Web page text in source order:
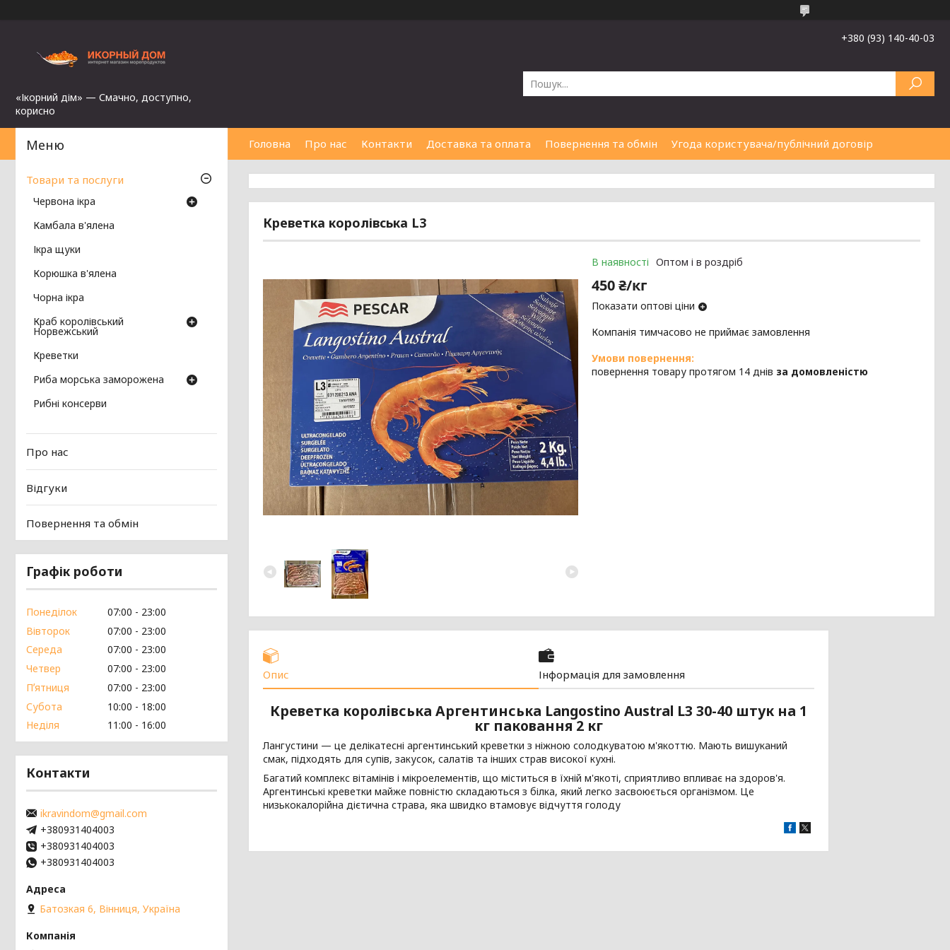
«Ікорний дім» — Смачно, доступно,
корисно
+380 (93) 140-40-03
Головна Про нас Контакти Доставка та оплата Повернення та обмін Угода користувача/публічний договір
Креветка королівська L3
В наявності Оптом і в роздріб
450 ₴/кг
Показати оптові ціни
Компанія тимчасово не приймає замовлення
повернення товару протягом 14 днів за домовленістю
Опис Інформація для замовлення
Креветка королівська Аргентинська Langostino Austral L3 30-40 штук на 1
кг паковання 2 кг
Лангустини — це делікатесні аргентинський креветки з ніжною солодкуватою м'якоттю. Мають вишуканий
смак, підходять для супів, закусок, салатів та інших страв високої кухні.
Багатий комплекс вітамінів і мікроелементів, що міститься в їхній м'якоті, сприятливо впливає на здоров'я.
Аргентинські креветки майже повністю складаються з білка, який легко засвоюється організмом. Це
низькокалорійна дієтична страва, яка швидко втамовує відчуття голоду
Товари та послуги
Червона ікра
Камбала в'ялена
Ікра щуки
Корюшка в'ялена
Чорна ікра
Краб королівський
Норвежський
Креветки
Риба морська заморожена
Рибні консерви
Про нас
Відгуки
Повернення та обмін
Графік роботи
Понеділок 07:00
23:00
Вівторок
07:00
23:00
Середа
07:00
23:00
Четвер
07:00
23:00
Пʼятниця
07:00
23:00
Субота
10:00
18:00
Неділя
11:00 16:00
Контакти
ikravindom@gmail.com
+380931404003
+380931404003
+380931404003
Батозкая 6, Вінниця, Україна